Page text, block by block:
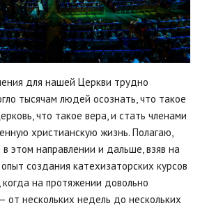
для нашей Церкви трудно
тысячам людей осознать, что такое
что такое вера, и стать членами
христианскую жизнь. Полагаю,
в этом направлении и дальше, взяв на
создания катехизаторских курсов
на протяжении довольно
от нескольких недель до нескольких